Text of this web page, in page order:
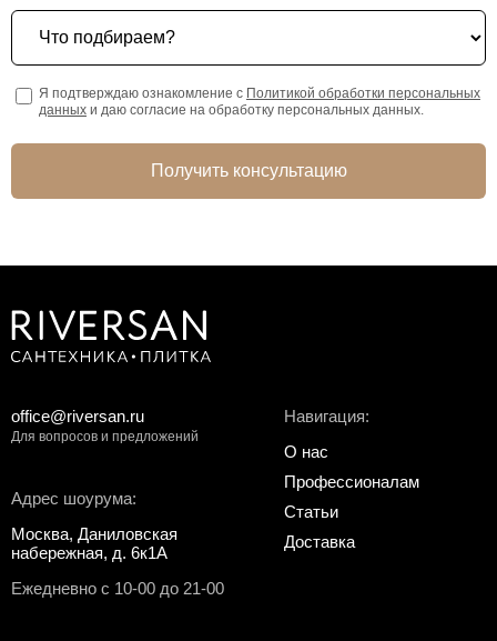
Что подбираем?
Я подтверждаю ознакомление с Политикой обработки персональных
данных и даю согласие на обработку персональных данных.
Получить консультацию
Адрес шоурума:
Москва, Даниловская
набережная, д. 6к1А
Ежедневно с 10-00 до 21-00
Навигация:
О нас
Профессионалам
Статьи
Доставка
office@riversan.ru
Для вопросов и предложений